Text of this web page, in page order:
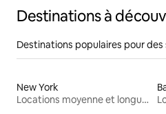
Destinations à
Destinations populaires pour des
New York
Locations moyenne et longue durée